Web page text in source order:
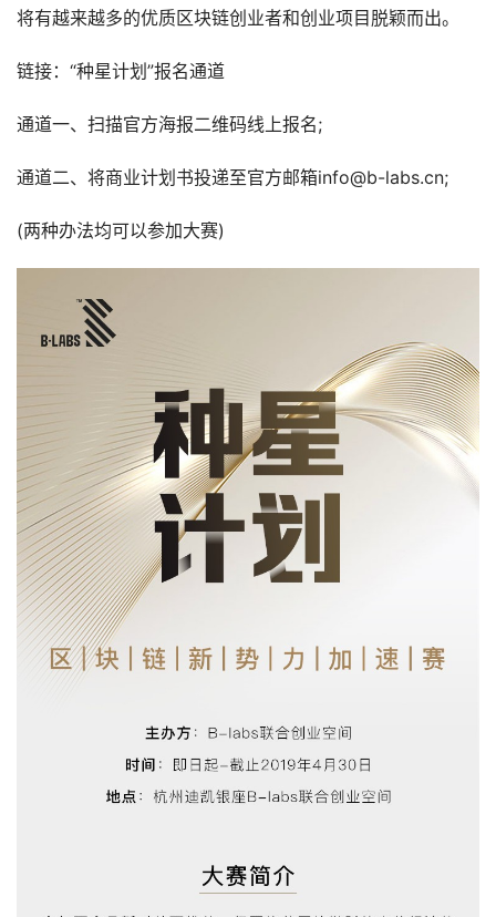
将有越来越多的优质区块链创业者和创业项目脱颖而出。
链接：“种星计划”报名通道
通道一、扫描官方海报二维码线上报名;
通道二、将商业计划书投递至官方邮箱info@b-labs.cn;
(两种办法均可以参加大赛)